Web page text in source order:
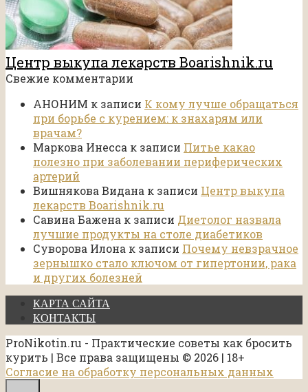
Центр выкупа лекарств Boarishnik.ru
Свежие комментарии
АНОНИМ к записи К кому лучше обращаться
при борьбе с курением: к знахарям или
врачам?
Маркова Инесса к записи Питье какао
полезно при заболевании периферических
артерий
Вишнякова Видана к записи Центр выкупа
лекарств Boarishnik.ru
Савина Бажена к записи Диетолог назвала
лучшие продукты на столе диабетиков
Суворова Илона к записи Почему невзрачное
зернышко стало ключом от гипертонии, рака
и других болезней
КАРТА САЙТА
КОНТАКТЫ
ProNikotin.ru - Практические советы как бросить
курить | Все права защищены © 2026 | 18+
Согласие на обработку персональных данных